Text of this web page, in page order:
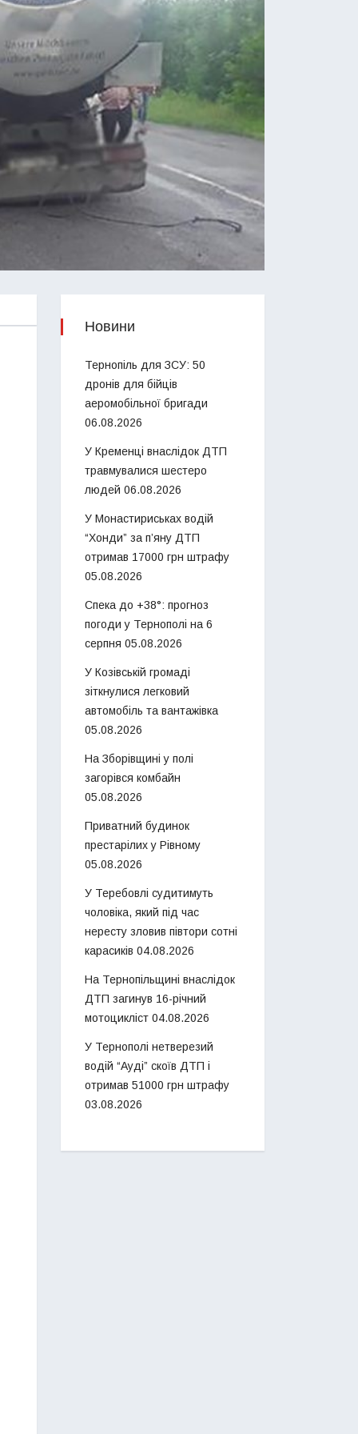
Новини
Тернопіль для ЗСУ: 50
дронів для бійців
аеромобільної бригади
06.08.2026
У Кременці внаслідок ДТП
травмувалися шестеро
людей 06.08.2026
У Монастириськах водій
“Хонди” за п’яну ДТП
отримав 17000 грн штрафу
05.08.2026
Спека до +38°: прогноз
погоди у Тернополі на 6
серпня 05.08.2026
У Козівській громаді
зіткнулися легковий
автомобіль та вантажівка
05.08.2026
На Зборівщині у полі
загорівся комбайн
05.08.2026
Приватний будинок
престарілих у Рівному
05.08.2026
У Теребовлі судитимуть
чоловіка, який під час
нересту зловив півтори сотні
карасиків 04.08.2026
На Тернопільщині внаслідок
ДТП загинув 16-річний
мотоцикліст 04.08.2026
У Тернополі нетверезий
водій “Ауді” скоїв ДТП і
отримав 51000 грн штрафу
03.08.2026